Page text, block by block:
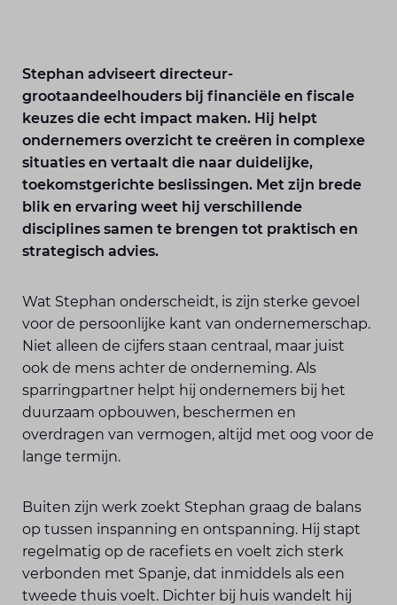
Stephan adviseert directeur-
grootaandeelhouders bij financiële en fiscale
keuzes die echt impact maken. Hij helpt
ondernemers overzicht te creëren in complexe
situaties en vertaalt die naar duidelijke,
toekomstgerichte beslissingen. Met zijn brede
blik en ervaring weet hij verschillende
disciplines samen te brengen tot praktisch en
strategisch advies.
Wat Stephan onderscheidt, is zijn sterke gevoel
voor de persoonlijke kant van ondernemerschap.
Niet alleen de cijfers staan centraal, maar juist
ook de mens achter de onderneming. Als
sparringpartner helpt hij ondernemers bij het
duurzaam opbouwen, beschermen en
overdragen van vermogen, altijd met oog voor de
lange termijn.
Buiten zijn werk zoekt Stephan graag de balans
op tussen inspanning en ontspanning. Hij stapt
regelmatig op de racefiets en voelt zich sterk
verbonden met Spanje, dat inmiddels als een
tweede thuis voelt. Dichter bij huis wandelt hij